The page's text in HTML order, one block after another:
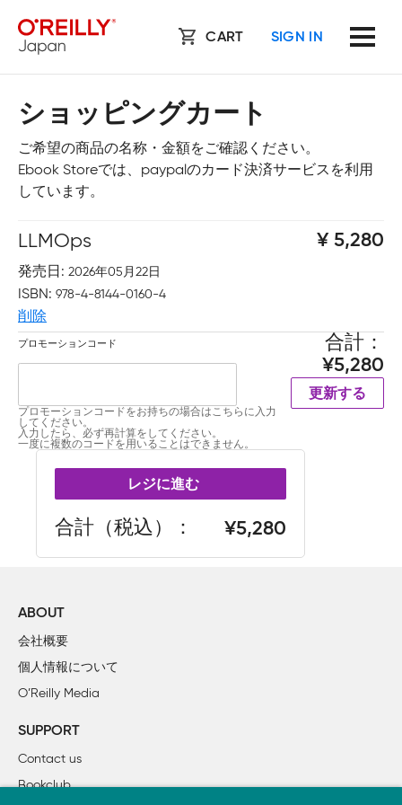
CART SIGN IN
ショッピングカート
ご希望の商品の名称・金額をご確認ください。
Ebook Storeでは、paypalのカード決済サービスを利用
しています。
LLMOps
発売日 2026年05月22日
ISBN 978-4-8144-0160-4
削除
5,280
プロモーションコード
プロモーションコードをお持ちの場合はこちらに入力
してください。
入力したら、必ず再計算をしてください。
一度に複数のコードを用いることはできません。
合計
5,280
更新する
レジに進む
合計（税込） 5,280
ABOUT
会社概要
個人情報について
O’Reilly Media
SUPPORT
Contact us
Bookclub